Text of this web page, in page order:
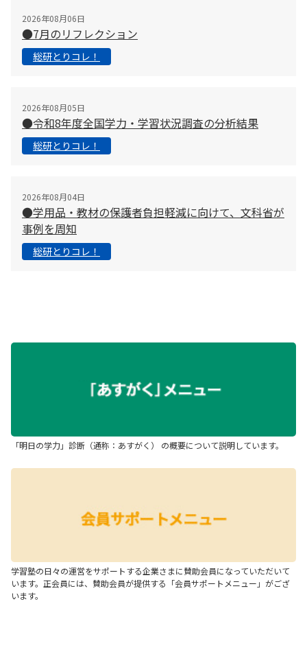
2026年08月06日
●7月のリフレクション
総研とりコレ！
2026年08月05日
●令和8年度全国学力・学習状況調査の分析結果
総研とりコレ！
2026年08月04日
●学用品・教材の保護者負担軽減に向けて、文科省が
事例を周知
総研とりコレ！
「明日の学力」診断（通称：あすがく） の概要について説明しています。
学習塾の日々の運営をサポートする企業さまに賛助会員になっていただいて
います。正会員には、賛助会員が提供する「会員サポートメニュー」がござ
います。